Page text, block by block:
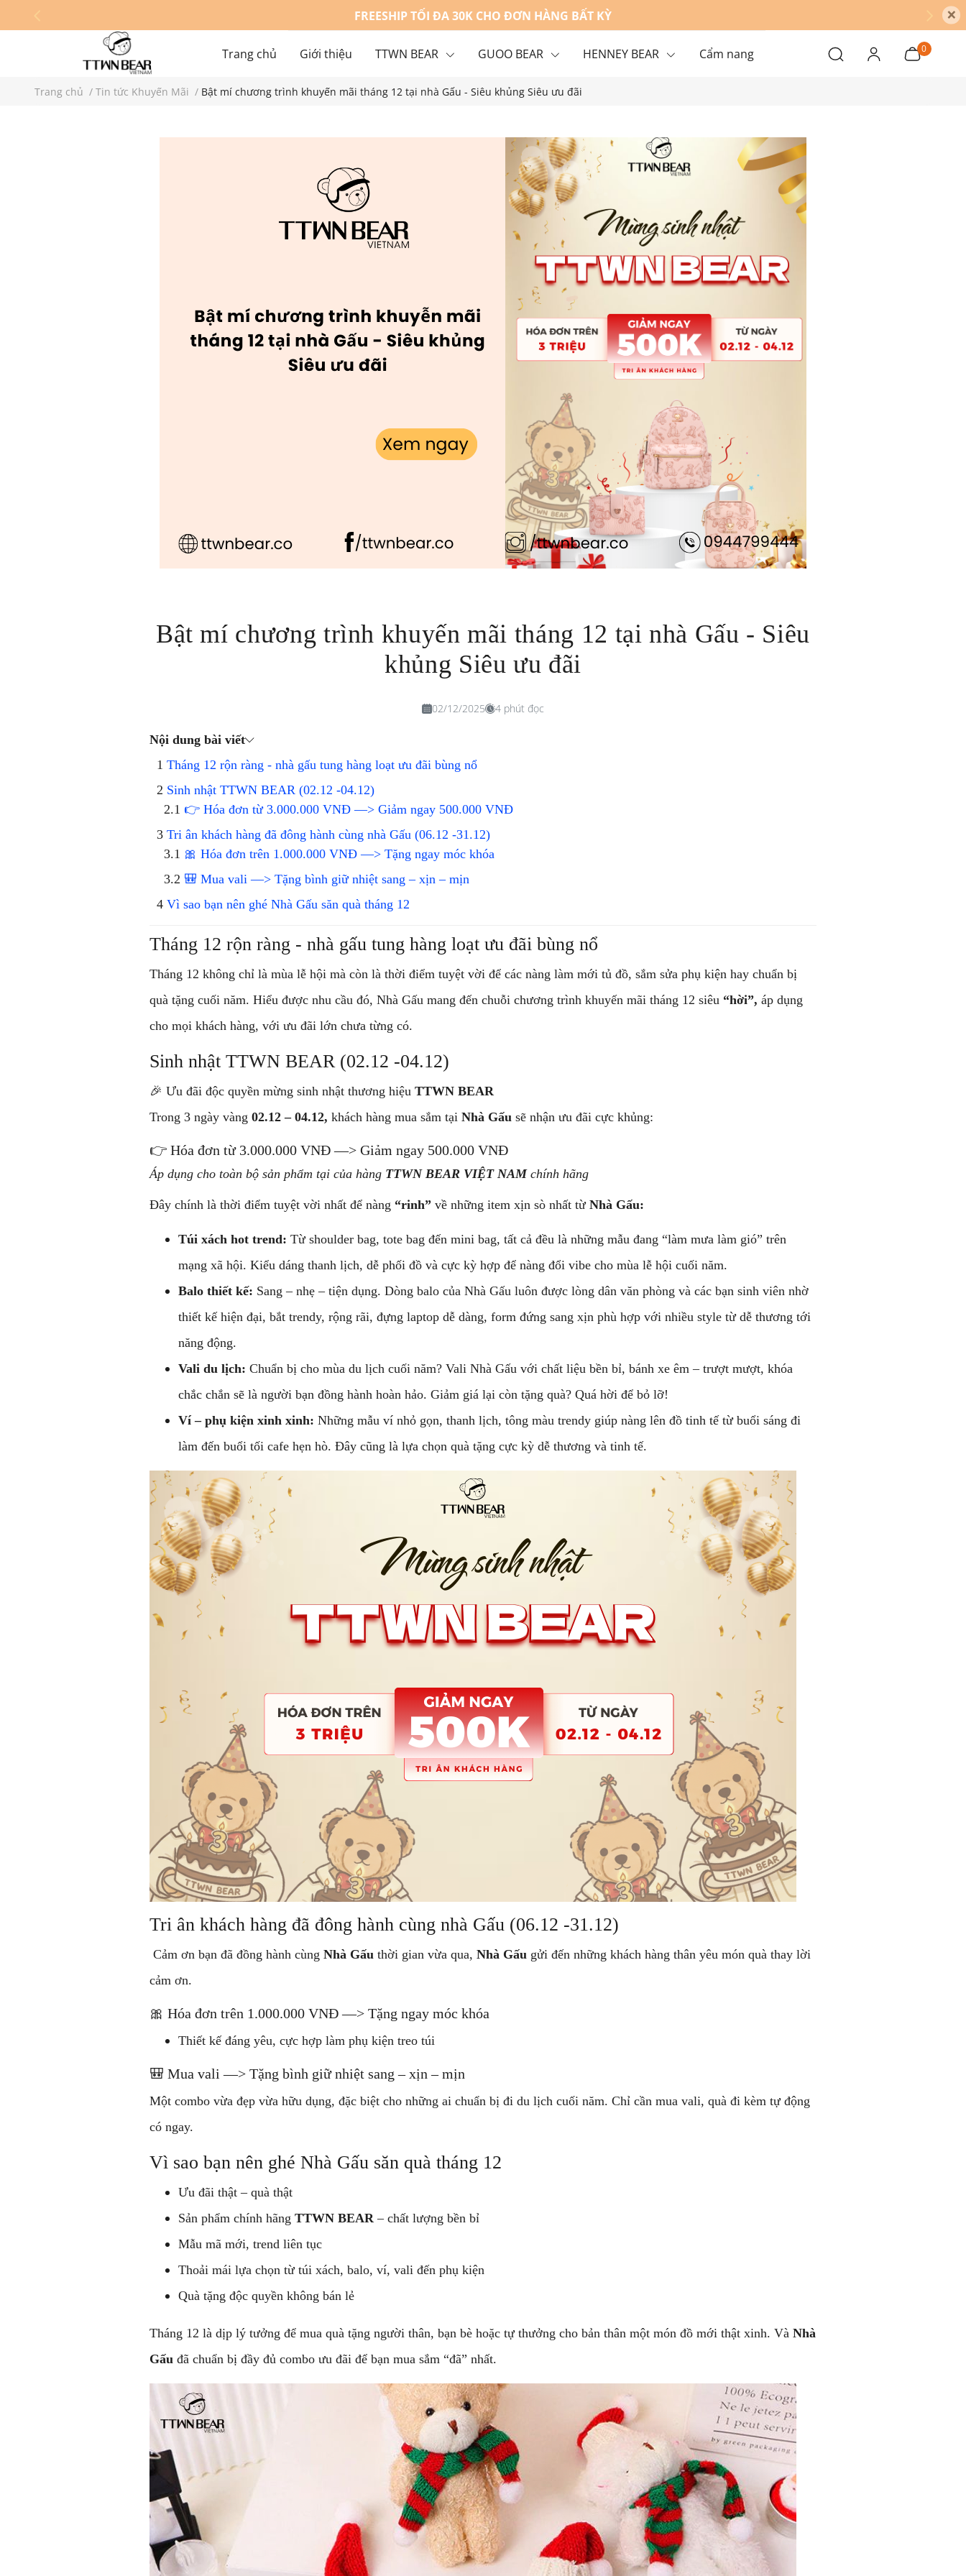
FREESHIP TỐI ĐA 30K CHO ĐƠN HÀNG BẤT KỲ ×
Trang chủ Giới thiệu TTWN BEAR GUOO BEAR HENNEY BEAR Cẩm nang
Hệ thống cửa hàng Liên hệ
0
Trang chủ / Tin tức Khuyến Mãi / Bật mí chương trình khuyến mãi tháng 12 tại nhà Gấu - Siêu khủng Siêu ưu đãi
Bật mí chương trình khuyến mãi tháng 12 tại nhà Gấu - Siêu
khủng Siêu ưu đãi
02/12/2025 4 phút đọc
Nội dung bài viết
Tháng 12 rộn ràng - nhà gấu tung hàng loạt ưu đãi bùng nổ
Sinh nhật TTWN BEAR (02.12 -04.12)
👉 Hóa đơn từ 3.000.000 VNĐ —> Giảm ngay 500.000 VNĐ
Tri ân khách hàng đã đông hành cùng nhà Gấu (06.12 -31.12)
🎀 Hóa đơn trên 1.000.000 VNĐ —> Tặng ngay móc khóa
🎒 Mua vali —> Tặng bình giữ nhiệt sang – xịn – mịn
Vì sao bạn nên ghé Nhà Gấu săn quà tháng 12
Tháng 12 rộn ràng - nhà gấu tung hàng loạt ưu đãi bùng nổ
Tháng 12 không chỉ là mùa lễ hội mà còn là thời điểm tuyệt vời để các nàng làm mới tủ đồ, sắm sửa phụ kiện hay chuẩn bị
quà tặng cuối năm. Hiểu được nhu cầu đó, Nhà Gấu mang đến chuỗi chương trình khuyến mãi tháng 12 siêu “hời”, áp dụng
cho mọi khách hàng, với ưu đãi lớn chưa từng có.
Sinh nhật TTWN BEAR (02.12 -04.12)
🎉 Ưu đãi độc quyền mừng sinh nhật thương hiệu TTWN BEAR
Trong 3 ngày vàng 02.12 – 04.12, khách hàng mua sắm tại Nhà Gấu sẽ nhận ưu đãi cực khủng:
👉 Hóa đơn từ 3.000.000 VNĐ —> Giảm ngay 500.000 VNĐ
Áp dụng cho toàn bộ sản phẩm tại của hàng TTWN BEAR VIỆT NAMchính hãng
Đây chính là thời điểm tuyệt vời nhất để nàng “rinh” về những item xịn sò nhất từ Nhà Gấu:
Túi xách hot trend: Từ shoulder bag, tote bag đến mini bag, tất cả đều là những mẫu đang “làm mưa làm gió” trên
mạng xã hội. Kiểu dáng thanh lịch, dễ phối đồ và cực kỳ hợp để nàng đổi vibe cho mùa lễ hội cuối năm.
Balo thiết kế: Sang – nhẹ – tiện dụng. Dòng balo của Nhà Gấu luôn được lòng dân văn phòng và các bạn sinh viên nhờ
thiết kế hiện đại, bắt trendy, rộng rãi, đựng laptop dễ dàng, form đứng sang xịn phù hợp với nhiều style từ dễ thương tới
năng động.
Vali du lịch: Chuẩn bị cho mùa du lịch cuối năm? Vali Nhà Gấu với chất liệu bền bỉ, bánh xe êm – trượt mượt, khóa
chắc chắn sẽ là người bạn đồng hành hoàn hảo. Giảm giá lại còn tặng quà? Quá hời để bỏ lỡ!
Ví – phụ kiện xinh xinh: Những mẫu ví nhỏ gọn, thanh lịch, tông màu trendy giúp nàng lên đồ tinh tế từ buổi sáng đi
làm đến buổi tối cafe hẹn hò. Đây cũng là lựa chọn quà tặng cực kỳ dễ thương và tinh tế.
Tri ân khách hàng đã đông hành cùng nhà Gấu (06.12 -31.12)
Cảm ơn bạn đã đồng hành cùng Nhà Gấu thời gian vừa qua, Nhà Gấu gửi đến những khách hàng thân yêu món quà thay lời
cảm ơn.
🎀 Hóa đơn trên 1.000.000 VNĐ —> Tặng ngay móc khóa
Thiết kế đáng yêu, cực hợp làm phụ kiện treo túi
🎒 Mua vali —> Tặng bình giữ nhiệt sang – xịn – mịn
Một combo vừa đẹp vừa hữu dụng, đặc biệt cho những ai chuẩn bị đi du lịch cuối năm. Chỉ cần mua vali, quà đi kèm tự động
có ngay.
Vì sao bạn nên ghé Nhà Gấu săn quà tháng 12
Ưu đãi thật – quà thật
Sản phẩm chính hãng TTWN BEAR – chất lượng bền bỉ
Mẫu mã mới, trend liên tục
Thoải mái lựa chọn từ túi xách, balo, ví, vali đến phụ kiện
Quà tặng độc quyền không bán lẻ
Tháng 12 là dịp lý tưởng để mua quà tặng người thân, bạn bè hoặc tự thưởng cho bản thân một món đồ mới thật xinh. Và Nhà
Gấu đã chuẩn bị đầy đủ combo ưu đãi để bạn mua sắm “đã” nhất.